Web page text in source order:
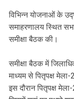
विभिन्न योजनाओं के
समाहरणालय स्थित
समीक्षा बैठक की।
समीक्षा बैठक में
माध्यम से पितृपक्ष
इस दौरान पितृपक्ष